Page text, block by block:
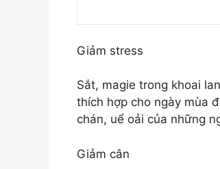
Giảm stress
Sắt, magie trong khoai
thích hợp cho ngày mùa
chán, uể oải của những
Giảm cân